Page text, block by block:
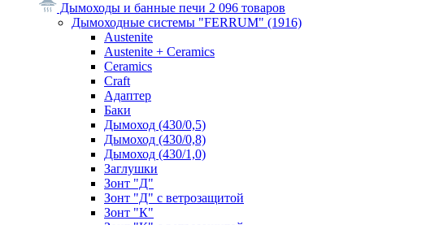
Дымоходы и банные печи 2 096 товаров
Дымоходные системы "FERRUM" (1916)
Austenite
Austenite + Ceramics
Ceramics
Craft
Адаптер
Баки
Дымоход (430/0,5)
Дымоход (430/0,8)
Дымоход (430/1,0)
Заглушки
Зонт "Д"
Зонт "Д" с ветрозащитой
Зонт "К"